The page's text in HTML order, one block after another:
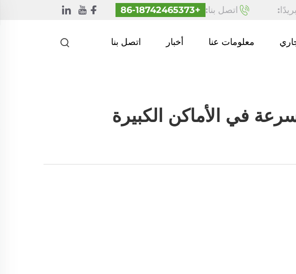
اتصل بنا: +86-18742465373
معلومات عنا أخبار اتصل بنا
في الأماكن الكبيرة